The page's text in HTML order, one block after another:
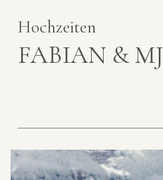
Hochzeiten
FABIAN & MJ